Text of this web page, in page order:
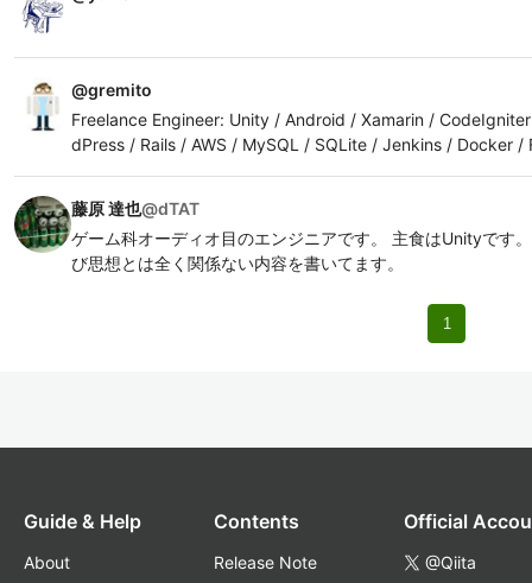
@gremito
Freelance Engineer: Unity / Android / Xamarin /
dPress / Rails / AWS / MySQL / SQLite / Jenkins / Docker /
藤原 達也@dTAT
ゲーム科オーディオ目のエンジニアです。 主食はUnityです
び思想とは全く関係ない内容を書いてます。
1
Guide & Help
About
Contents
Release Note
Official
@Qiita